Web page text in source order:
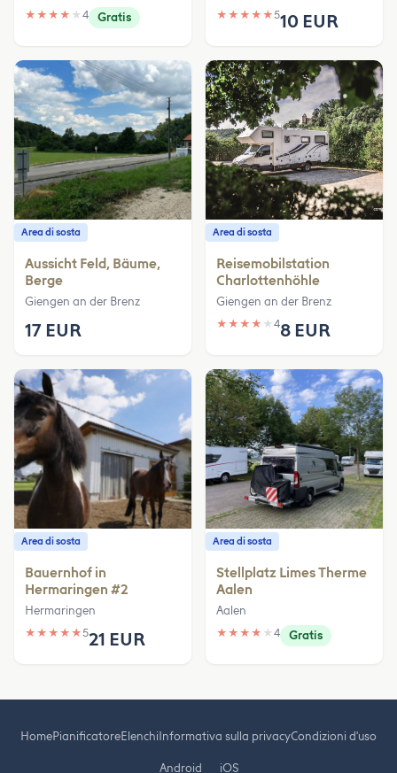
★ ★ ★ ★ ★ 4 Gratis ★ ★ ★ ★ ★510 EUR
Area di sosta
Aussicht Feld, Bäume,
Berge
Giengen an der Brenz
17 EUR
Area di sosta
Reisemobilstation
Charlottenhöhle
Giengen an der Brenz
★ ★ ★ ★ ★ 48 EUR
Area di sosta
Bauernhof in
Hermaringen #2
Hermaringen
★ ★ ★ ★ ★521 EUR
Area di sosta
Stellplatz Limes Therme
Aalen
Aalen
★ ★ ★ ★ ★ 4 Gratis
HomePianificatoreElenchiInformativa sulla privacyCondizioni d'uso
Android iOS